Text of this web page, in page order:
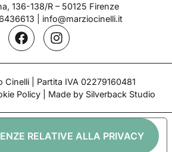
– Doccia
136-138/R – 50125 Firenze
info@marziocinelli.it
| Partita IVA 02279160481
Policy| Made by Silverback Studio
RELATIVE ALLA PRIVACY